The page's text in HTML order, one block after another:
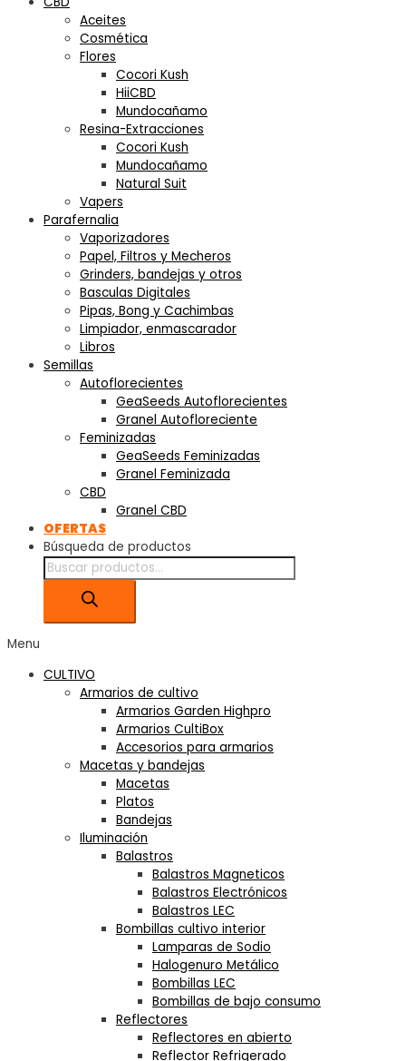
Aceites
Cosmética
Flores
Cocori Kush
HiiCBD
Mundocañamo
Resina-Extracciones
Cocori Kush
Mundocañamo
Natural Suit
Vapers
Parafernalia
Vaporizadores
Papel, Filtros y Mecheros
Grinders, bandejas y otros
Basculas Digitales
Pipas, Bong y Cachimbas
Limpiador, enmascarador
Libros
Semillas
Autoflorecientes
GeaSeeds Autoflorecientes
Granel Autofloreciente
Feminizadas
GeaSeeds Feminizadas
Granel Feminizada
CBD
Granel CBD
OFERTAS
Búsqueda de productos
Menu
CULTIVO
Armarios de cultivo
Armarios Garden Highpro
Armarios CultiBox
Accesorios para armarios
Macetas y bandejas
Macetas
Platos
Bandejas
Iluminación
Balastros
Balastros Magneticos
Balastros Electrónicos
Balastros LEC
Bombillas cultivo interior
Lamparas de Sodio
Halogenuro Metálico
Bombillas LEC
Bombillas de bajo consumo
Reflectores
Reflectores en abierto
Reflector Refrigerado